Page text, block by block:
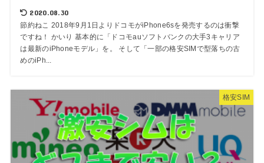
2020.08.30
節約ねこ 2018年9月1日よりドコモがiPhone6sを発売するのは衝撃
ですね！ かいり 基本的に「ドコモauソフトバンクの大手3キャリア
は最新のiPhoneモデル」を。 そして「一部の格安SIMで型落ちの古
めのiPh...
格安SIM